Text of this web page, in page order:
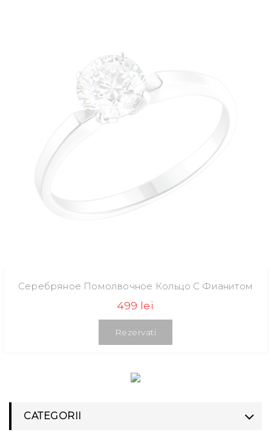
Серебряное Помолвочное Кольцо С Фианитом
499 lei
Rezervati
CATEGORII